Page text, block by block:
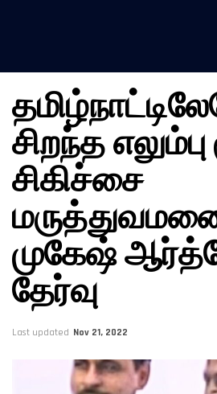
சிறந்த எலும்பு
சிகிச்சை
முகேஷ்
தேர்வு
Last updated Nov 21, 2022